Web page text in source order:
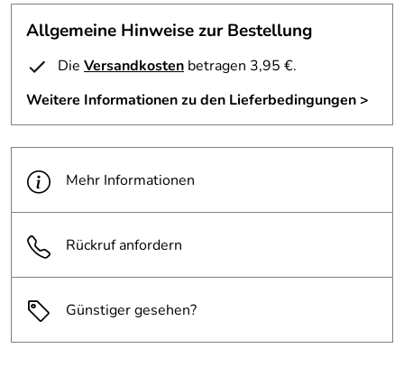
Allgemeine Hinweise zur Bestellung
Die Versandkosten betragen 3,95 €.
Weitere Informationen zu den Lieferbedingungen >
Mehr Informationen
Rückruf anfordern
Günstiger gesehen?